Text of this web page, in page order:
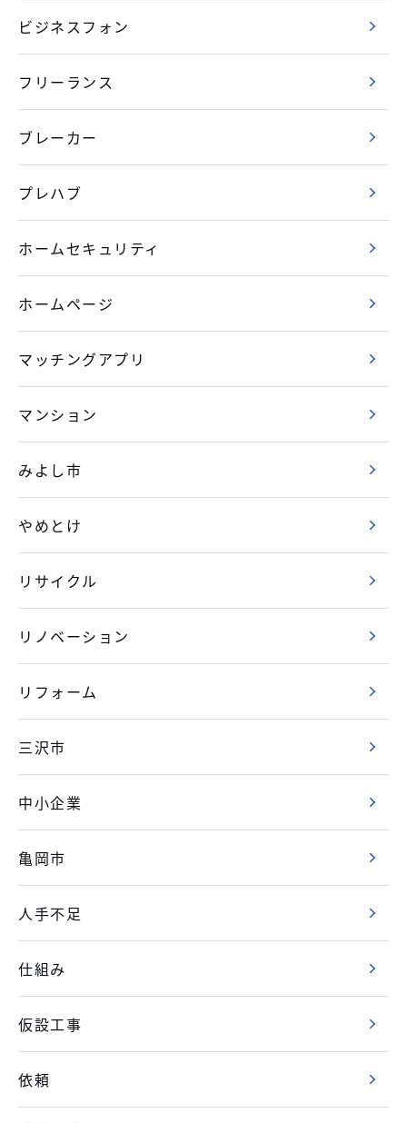
ビジネスフォン
フリーランス
ブレーカー
プレハブ
ホームセキュリティ
ホームページ
マッチングアプリ
マンション
みよし市
やめとけ
リサイクル
リノベーション
リフォーム
三沢市
中小企業
亀岡市
人手不足
仕組み
仮設工事
依頼